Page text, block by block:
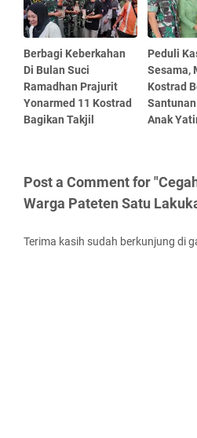
Berbagi Keberkahan
Di Bulan Suci
Ramadhan Prajurit
Yonarmed 11 Kostrad
Bagikan Takjil
Peduli
Sesama,
Kostrad
Anak
Post a Comment for
Warga Pateten Satu
Terima kasih sudah berkunjung di